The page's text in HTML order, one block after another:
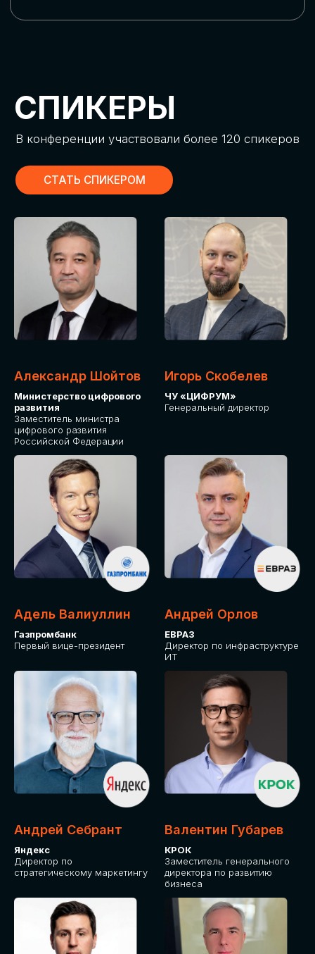
Александр Шойтов
Министерство цифрового
развития
Заместитель министра
цифрового развития
Российской Федерации
Игорь Скобелев
ЧУ «ЦИФРУМ»
Генеральный директор
Адель Валиуллин
Газпромбанк
Первый вице-президент
Андрей Орлов
ЕВРАЗ
Директор по инфраструктуре
ИТ
Андрей Себрант
Яндекс
Директор по
стратегическому маркетингу
Валентин Губарев
КРОК
Заместитель генерального
директора по развитию
бизнеса